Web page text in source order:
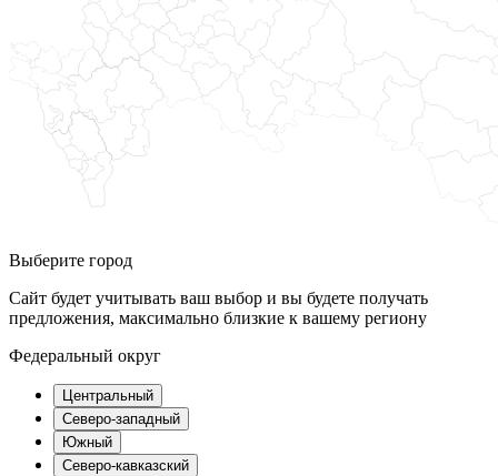
Выберите город
Сайт будет учитывать ваш выбор и вы будете получать
предложения, максимально близкие к вашему региону
Федеральный округ
Центральный
Северо-западный
Южный
Северо-кавказский